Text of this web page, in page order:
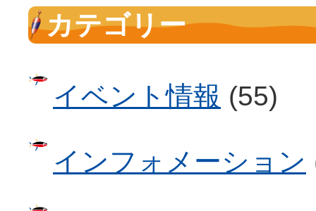
カテゴリー
イベント情報 (55)
インフォメーション